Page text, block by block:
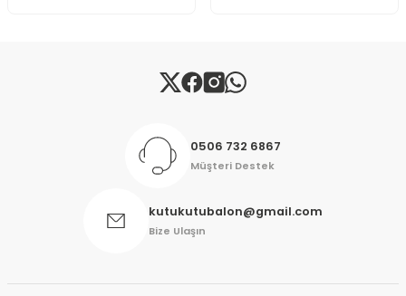
Gönder
0506 732 6867
Müşteri Destek
kutukutubalon@gmail.com
Bize Ulaşın